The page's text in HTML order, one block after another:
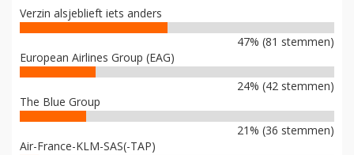
Verzin alsjeblieft iets anders
47% (81 stemmen)
European Airlines Group (EAG)
24% (42 stemmen)
The Blue Group
21% (36 stemmen)
Air-France-KLM-SAS(-TAP)